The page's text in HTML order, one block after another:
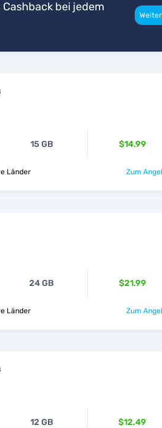
Cashback bei jedem
15 GB $14.99
Länder Zum
24 GB $21.99
Länder Zum
12 GB $12.49